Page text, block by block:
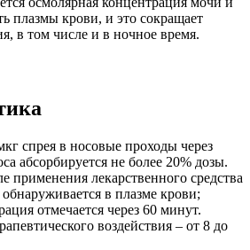
плазмы крови, и это сокращает
в том числе и в ночное время.
спрея в носовые проходы через
абсорбируется не более 20% дозы.
применения лекарственного средства
в плазме крови;
отмечается через 60 минут.
воздействия – от 8 до